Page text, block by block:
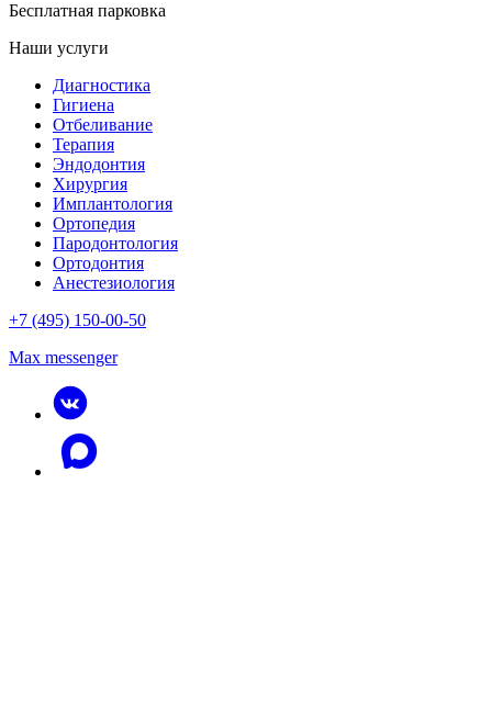
Бесплатная парковка
Наши услуги
Диагностика
Гигиена
Отбеливание
Терапия
Эндодонтия
Хирургия
Имплантология
Ортопедия
Пародонтология
Ортодонтия
Анестезиология
+7 (495) 150-00-50
Max messenger